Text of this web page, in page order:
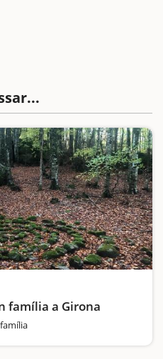
família a Girona